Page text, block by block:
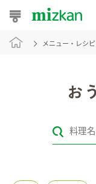
おうちレシピ
レシピカテゴリ一覧
メニュー・レシピ